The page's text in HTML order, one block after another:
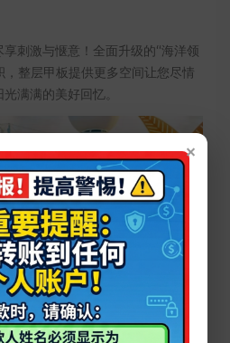
×
刺激与惬意！全面升级的“海洋领
整层甲板提供更多空间让您尽情
满满的美好回忆。